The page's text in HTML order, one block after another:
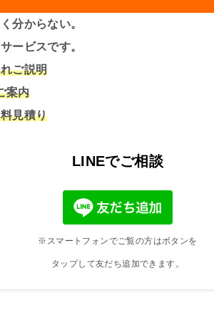
分からない。
ービスです。
ご説明
案内
見積り
LINEでご相談
※スマートフォンでご覧の方はボタンを
タップして友だち追加できます。